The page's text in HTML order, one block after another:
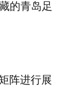
的青岛足
阵进行展